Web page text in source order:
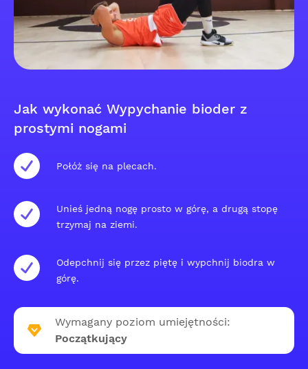
Jak wykonać Wypychanie bioder z
prostymi nogami
Połóż się na plecach.
Unieś jedną nogę prosto w górę, a drugą stopę
trzymaj na ziemi.
Odepchnij się przez piętę i wypchnij biodra w
górę.
Wymagany poziom umiejętności:
Początkujący